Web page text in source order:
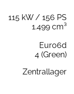
115 kW / 156 PS
1.499 cm³
Euro6d
4 (Green)
Zentrallager